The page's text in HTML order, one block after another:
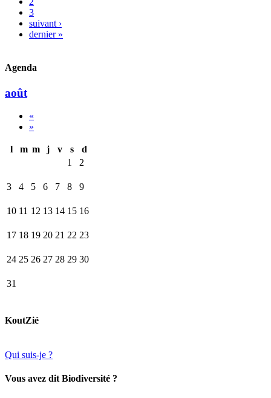
Pages
3
suivant ›
dernier »
Agenda
août
«
»
l m m j v s
d
1
2
3 4 5 6 7 8 9
10 11 12 13 14 15 16
17 18 19 20 21 22 23
24 25 26 27 28 29 30
31
KoutZié
Qui suis-je ?
Vous avez dit Biodiversité ?